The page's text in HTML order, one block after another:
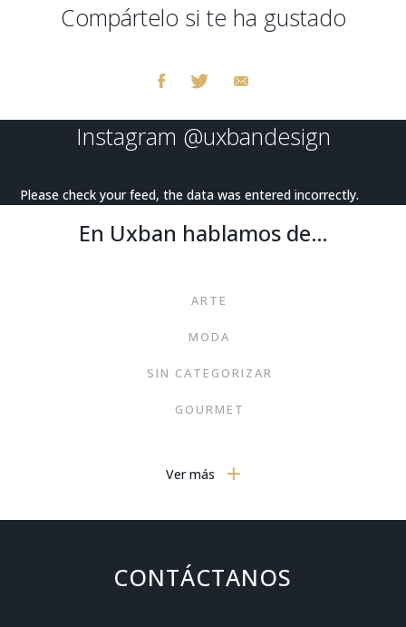
Compártelo si te ha gustado
Instagram @uxbandesign
Please check your feed, the data was entered incorrectly.
En Uxban hablamos de…
ARTE
MODA
SIN CATEGORIZAR
GOURMET
MOTOR
PORTADA
TECNOLOGÍA EN EL HOGAR
Ver más
CONTÁCTANOS